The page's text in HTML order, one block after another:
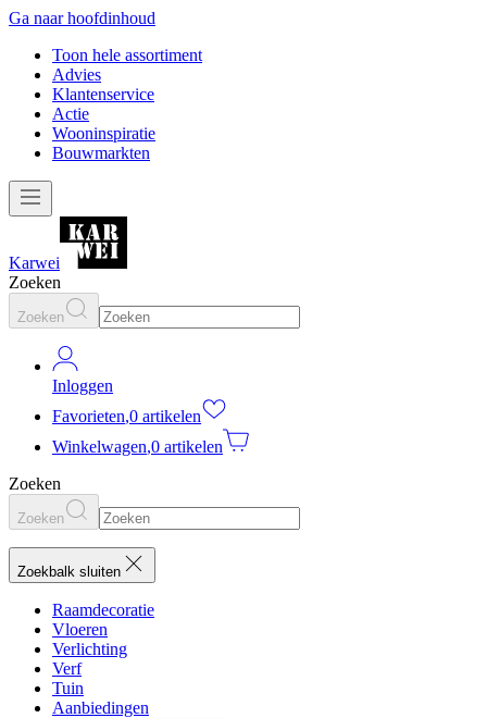
Ga naar hoofdinhoud
Toon hele assortiment
Advies
Klantenservice
Actie
Wooninspiratie
Bouwmarkten
Karwei
Zoeken
Zoeken
Inloggen
Favorieten,0 artikelen
Winkelwagen,0 artikelen
Zoeken
Zoeken
Zoekbalk sluiten
Raamdecoratie
Vloeren
Verlichting
Verf
Tuin
Aanbiedingen